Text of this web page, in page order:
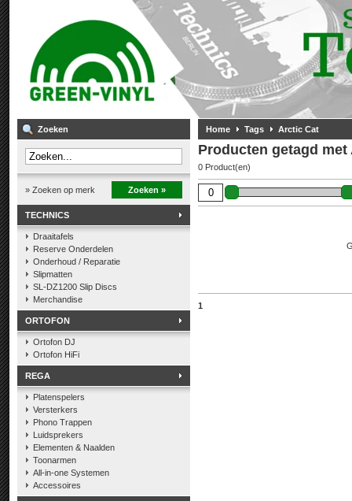
Zoeken
» Zoeken op merk Zoeken »
TECHNICS
Draaitafels
Reserve Onderdelen
Onderhoud / Reparatie
Slipmatten
SL-DZ1200 Slip Discs
Merchandise
ORTOFON
Ortofon DJ
Ortofon HiFi
REGA
Platenspelers
Versterkers
Phono Trappen
Luidsprekers
Elementen & Naalden
Toonarmen
All-in-one Systemen
Accessoires
Home Tags Arctic Cat
Producten getagd met
0 Product(en)
1